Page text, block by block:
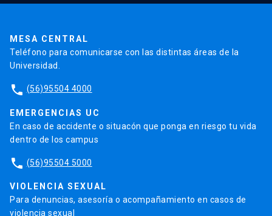
Admisión
MESA CENTRAL
Teléfono para comunicarse con las distintas áreas de la
Universidad.
phone (56)95504 4000
EMERGENCIAS UC
En caso de accidente o situacón que ponga en riesgo tu vida
dentro de los campus
phone (56)95504 5000
VIOLENCIA SEXUAL
Para denuncias, asesoría o acompañamiento en casos de
violencia sexual